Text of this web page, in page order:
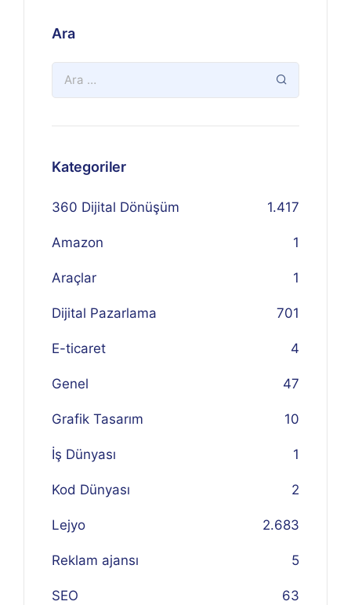
Ara
Kategoriler
360 Dijital Dönüşüm 1.417
Amazon 1
Araçlar 1
Dijital Pazarlama 701
E-ticaret 4
Genel 47
Grafik Tasarım 10
İş Dünyası 1
Kod Dünyası 2
Lejyo 2.683
Reklam ajansı 5
SEO 63